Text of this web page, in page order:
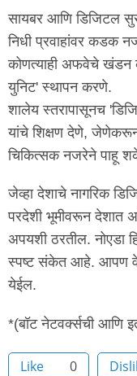
सायबर आणि डिजिटल
निधी प्रवाहांवर कडक
कोणत्याही अफवेचे खंडन
युनिट' स्थापन करणे.
शालेय स्तरापासूनच
यांचे शिक्षण देणे, जेणेकरून
चिकित्सक नजरेने पाहू
जेव्हा देशाचे नागरिक
परदेशी भूमीवरून देशात
अपयशी ठरतील. नोएडा
स्पष्ट संकेत आहे. आपण
येईल.
*(बॉट नेटवर्क्सची आणि
Like 0